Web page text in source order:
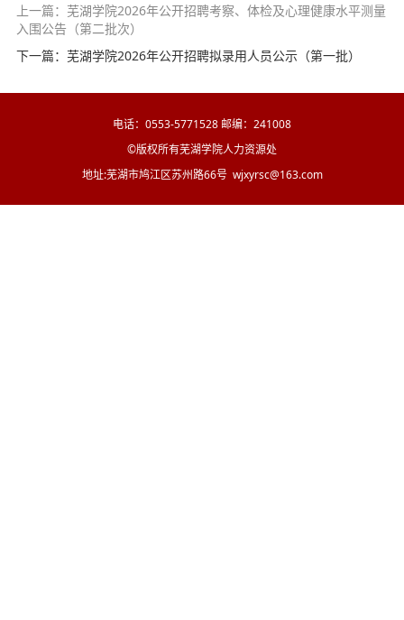
上一篇：芜湖学院2026年公开招聘考察、体检及心理健康水平测量
入围公告（第二批次）
下一篇：芜湖学院2026年公开招聘拟录用人员公示（第一批）
电话：0553-5771528 邮编：241008
©版权所有芜湖学院人力资源处
地址:芜湖市鸠江区苏州路66号 wjxyrsc@163.com